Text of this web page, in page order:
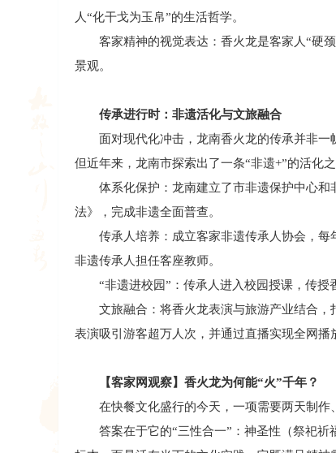
人“化干戈为玉帛”的生活哲学。
客家精神的视觉表达：香火龙是客家人“硬
景观。
传承进行时：非遗活化与文旅融合
面对现代化冲击，龙南香火龙的传承并非一
但近年来，龙南市探索出了一条“非遗+”的活化之
体系化保护：龙南建立了市非遗保护中心和
法》，完成非遗全面普查。
传承人培养：成立客家非遗传承人协会，每
非遗传承人担任客座教师。
“非遗进校园”：传承人进入校园授课，传授
文旅融合：将香火龙表演与旅游产业结合，
表演吸引游客超万人次，并通过直播实现全网播
【客家网观察】香火龙为何能“火”千年？
在快餐文化盛行的今天，一项需要两天制作
答案在于它的“三性合一”：神圣性（祭祀祈